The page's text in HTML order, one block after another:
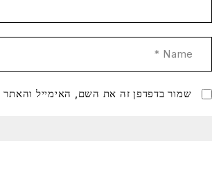
שמור בדפדפן זה את השם, האימייל